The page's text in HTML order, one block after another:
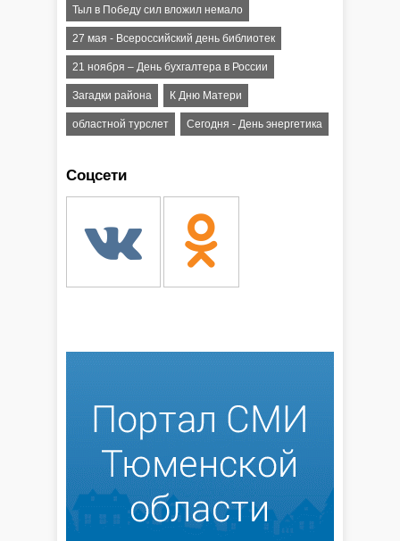
Тыл в Победу сил вложил немало
27 мая - Всероссийский день библиотек
21 ноября – День бухгалтера в России
Загадки района К Дню Матери
областной турслет Сегодня - День энергетика
Соцсети